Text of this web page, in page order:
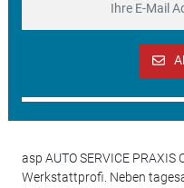
asp AUTO SERVICE
Werkstattprofi. Neben